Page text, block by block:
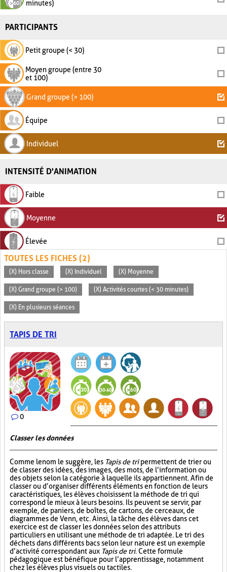
minutes)
PARTICIPANTS
Petit groupe (< 30)
Moyen groupe (entre 30
et 100)
Grand groupe (> 100)
Équipe
Individuel
INTENSITÉ D'ANIMATION
Faible
Moyenne
Élevée
TOUTES LES FICHES (2)
(X) Hors classe (X) Individuel (X) Moyenne
(X) Grand groupe (> 100) (X) Activités courtes (< 30 minutes)
(X) En plusieurs séances
TAPIS DE TRI
0
Classer les données
Comme le nom le suggère, les Tapis de tripermettent de trier ou
de classer des idées, des images, des mots, de l’information ou
des objets selon la catégorie à laquelle ils appartiennent. Afin de
classer ou d’organiser différents éléments en fonction de leurs
caractéristiques, les élèves choisissent la méthode de tri qui
correspond le mieux à leurs besoins. Ils peuvent se servir, par
exemple, de paniers, de boîtes, de cartons, de cerceaux, de
diagrammes de Venn, etc. Ainsi, la tâche des élèves dans cet
exercice est de classer les données selon des attributs
particuliers en utilisant une méthode de tri adaptée. Le tri des
déchets dans différents bacs selon leur nature est un exemple
d’activité correspondant aux Tapis de tri. Cette formule
pédagogique est bénéfique pour l’apprentissage, notamment
chez les élèves plus visuels ou tactiles.